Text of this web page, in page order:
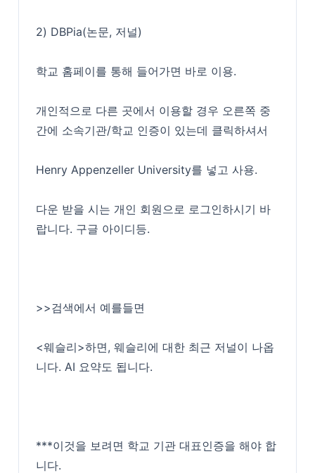
2) DBPia(논문, 저널)
학교 홈페이를 통해 들어가면 바로 이용.
개인적으로 다른 곳에서 이용할 경우 오른쪽 중
간에 소속기관/학교 인증이 있는데 클릭하셔서
Henry Appenzeller University를 넣고 사용.
다운 받을 시는 개인 회원으로 로그인하시기 바
랍니다. 구글 아이디등.
>>검색에서 예를들면
<웨슬리>하면, 웨슬리에 대한 최근 저널이 나옵
니다. AI 요약도 됩니다.
***이것을 보려면 학교 기관 대표인증을 해야 합
니다.